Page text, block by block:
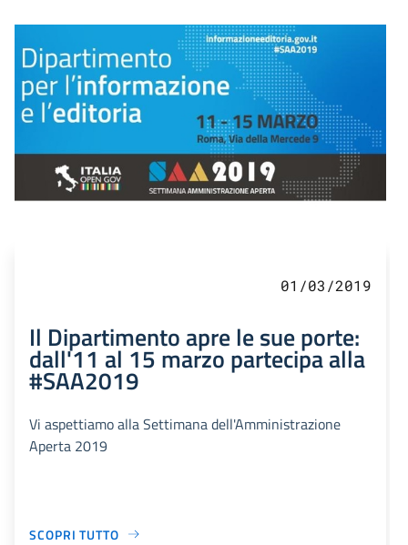
01/03/2019
Il Dipartimento apre le sue porte:
dall'11 al 15 marzo partecipa alla
#SAA2019
Vi aspettiamo alla Settimana dell'Amministrazione
Aperta 2019
SCOPRI TUTTO